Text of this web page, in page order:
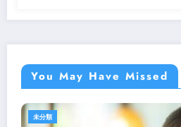
You May Have Missed
未分類